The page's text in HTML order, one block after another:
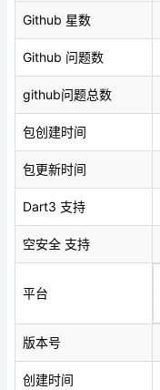
Github 星数
Github 问题数
github问题总数
包创建时间
包更新时间
Dart3 支持
空安全 支持
平台
版本号
创建时间